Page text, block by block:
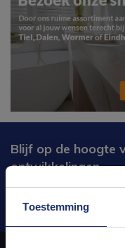
Toestemming
Blijf op de hoogte
ontwikkelingen